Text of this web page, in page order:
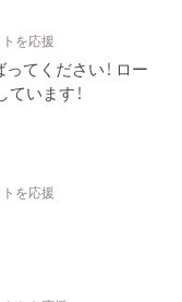
を応援
てください！ ロー
います！
を応援